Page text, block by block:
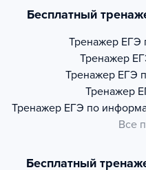
Бесплатный
Тренажер ЕГЭ
Тренажер
Тренажер ЕГЭ
Тренажер
Тренажер ЕГЭ по
Все
Бесплатный